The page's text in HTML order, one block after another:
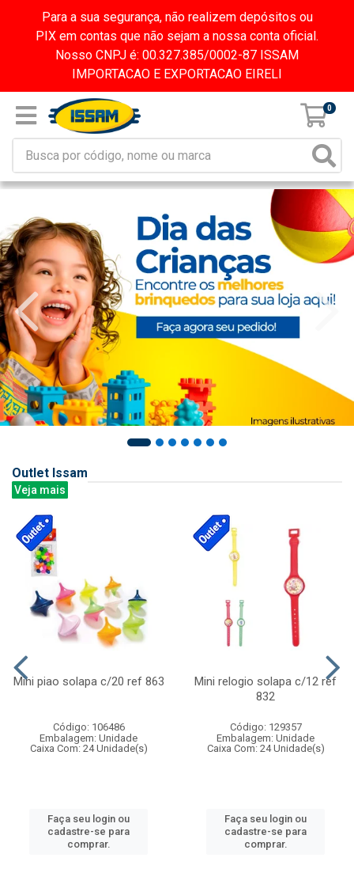
Para a sua segurança, não realizem depósitos ou
PIX em contas que não sejam a nossa conta oficial.
Nosso CNPJ é: 00.327.385/0002-87 ISSAM
IMPORTACAO E EXPORTACAO EIRELI
0
Outlet Issam
Veja mais
Mini piao solapa c/20 ref 863
Código: 106486
Embalagem: Unidade
Caixa Com: 24 Unidade(s)
Faça seu login ou
cadastre-se para
comprar.
Mini relogio solapa c/12 ref
832
Código: 129357
Embalagem: Unidade
Caixa Com: 24 Unidade(s)
Faça seu login ou
cadastre-se para
comprar.